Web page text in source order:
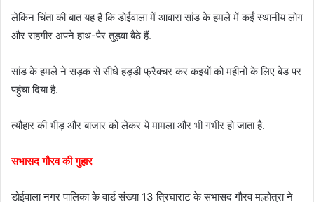
लेकिन चिंता की बात यह है कि डोईवाला में आवारा सांड के हमले में कईं स्थानीय लोग
और राहगीर अपने हाथ-पैर तुड़वा बैठे हैं.
सांड के हमले ने सड़क से सीधे हड्डी फ्रैक्चर कर कइयों को महीनों के लिए बेड पर
पहुंचा दिया है.
त्यौहार की भीड़ और बाजार को लेकर ये मामला और भी गंभीर हो जाता है.
सभासद गौरव की गुहार
डोईवाला नगर पालिका के वार्ड संख्या 13 त्रिघाराट के सभासद गौरव मल्होत्रा ने